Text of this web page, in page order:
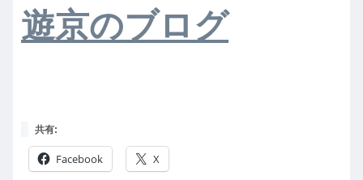
遊京のブログ
共有:
Facebook X